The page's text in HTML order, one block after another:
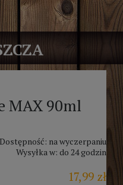
MAX 90ml
Dostępność: na wyczerpaniu
Wysyłka w: do 24 godzin
17,99 zł